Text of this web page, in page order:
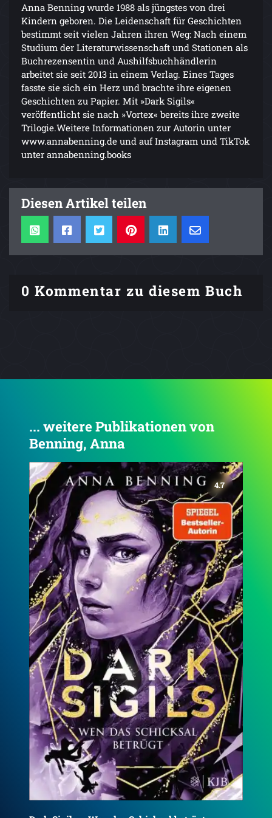
Anna Benning wurde 1988 als jüngstes von drei
Kindern geboren. Die Leidenschaft für Geschichten
bestimmt seit vielen Jahren ihren Weg: Nach einem
Studium der Literaturwissenschaft und Stationen als
Buchrezensentin und Aushilfsbuchhändlerin
arbeitet sie seit 2013 in einem Verlag. Eines Tages
fasste sie sich ein Herz und brachte ihre eigenen
Geschichten zu Papier. Mit »Dark Sigils«
veröffentlicht sie nach »Vortex« bereits ihre zweite
Trilogie.Weitere Informationen zur Autorin unter
www.annabenning.de und auf Instagram und TikTok
unter annabenning.books
Diesen Artikel teilen
0 Kommentar zu diesem Buch
... weitere Publikationen von
Benning, Anna
Dark Sigils – Wie die Dunkelheit befiehlt